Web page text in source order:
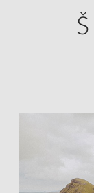
PAGRINDINIS
ISTORIJOS